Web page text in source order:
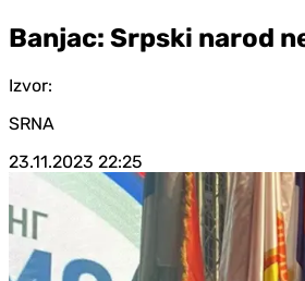
Banjac: Srpski narod
Izvor:
SRNA
23.11.2023 22:25